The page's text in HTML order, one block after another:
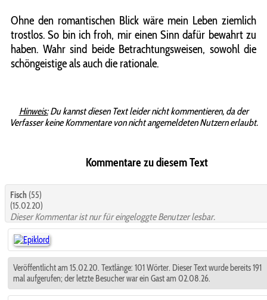
Ohne den romantischen Blick wäre mein Leben ziemlich
trostlos. So bin ich froh, mir einen Sinn dafür bewahrt zu
haben. Wahr sind beide Betrachtungsweisen, sowohl die
schöngeistige als auch die rationale.
Hinweis:Du kannst diesen Text leider nicht kommentieren, da der
Verfasser keine Kommentare von nicht angemeldeten Nutzern erlaubt.
Kommentare zu diesem Text
Fisch (55)
(15.02.20)
Dieser Kommentar ist nur für eingeloggte Benutzer lesbar.
Veröffentlicht am 15.02.20. Textlänge: 101 Wörter. Dieser Text wurde bereits 191
mal aufgerufen; der letzte Besucher war ein Gast am 02.08.26.